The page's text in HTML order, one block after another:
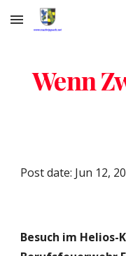
Skip to main content
Wenn
Post date: Jun 12,
Besuch im